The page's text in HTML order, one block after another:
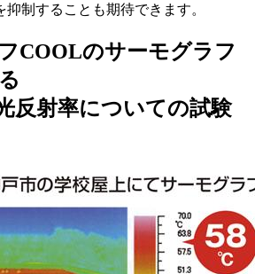
制することも期待できます。
COOLのサーモグラフ
反射率についての試験